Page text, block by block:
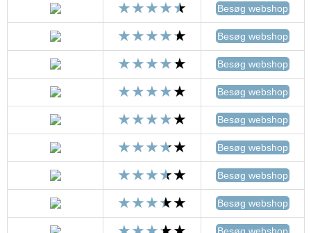
Besøg webshop
Besøg webshop
Besøg webshop
Besøg webshop
Besøg webshop
Besøg webshop
Besøg webshop
Besøg webshop